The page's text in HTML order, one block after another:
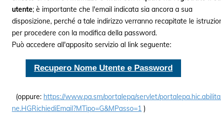
utente; è importante che l'email indicata sia ancora a sua
disposizione, perché a tale indirizzo verranno recapitate le
per procedere con la modifica della password.
Può accedere all'apposito servizio al link seguente:
Recupero Nome Utente e Password
(oppure: https://www.pa.sm/portalepa/servlet/
ne.HGRichiediEmail?MTipo=G&MPasso=1 )